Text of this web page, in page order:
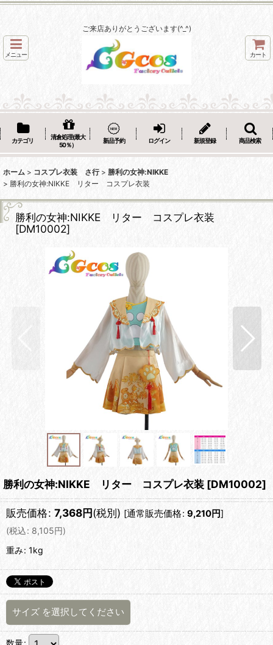
ご来店ありがとうございます(^_^)
メニュー カート
カテゴリ
清倉処理(最大
50％）
新品予約 ログイン 新規登録 商品検索
ホーム > コスプレ衣装 さ行 > 勝利の女神:NIKKE
> 勝利の女神:NIKKE リター コスプレ衣装
勝利の女神:NIKKE リター コスプレ衣装
[DM10002]
勝利の女神:NIKKE リター コスプレ衣装 [DM10002]
販売価格: 7,368円(税別) [通常販売価格: 9,210円]
(税込: 8,105円)
重み: 1kg
サイズ を選択してください
数量: